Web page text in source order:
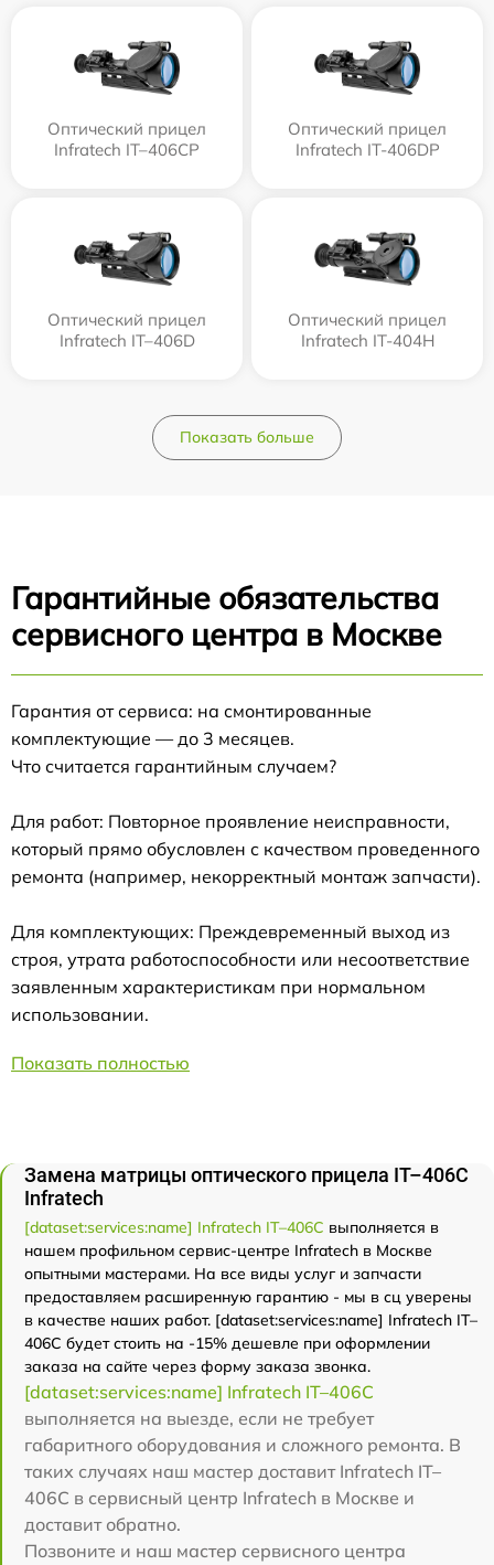
Оптический прицел
Infratech IT–406СP
Оптический прицел
Infratech IT-406DP
Оптический прицел
Infratech IT–406D
Оптический прицел
Infratech IT-404H
Показать больше
Гарантийные обязательства
сервисного центра в Москве
Гарантия от сервиса: на смонтированные
комплектующие — до 3 месяцев.
Что считается гарантийным случаем?
Для работ: Повторное проявление неисправности,
который прямо обусловлен с качеством проведенного
ремонта (например, некорректный монтаж запчасти).
Для комплектующих: Преждевременный выход из
строя, утрата работоспособности или несоответствие
заявленным характеристикам при нормальном
использовании.
Показать полностью
Замена матрицы оптического прицела IT–406С
Infratech
[dataset:services:name] Infratech IT–406С выполняется в
нашем профильном сервис-центре Infratech в Москве
опытными мастерами. На все виды услуг и запчасти
предоставляем расширенную гарантию - мы в сц уверены
в качестве наших работ. [dataset:services:name] Infratech IT–
406С будет стоить на -15% дешевле при оформлении
заказа на сайте через форму заказа звонка.
[dataset:services:name] Infratech IT–406С
выполняется на выезде, если не требует
габаритного оборудования и сложного ремонта. В
таких случаях наш мастер доставит Infratech IT–
406С в сервисный центр Infratech в Москве и
доставит обратно.
Позвоните и наш мастер сервисного центра